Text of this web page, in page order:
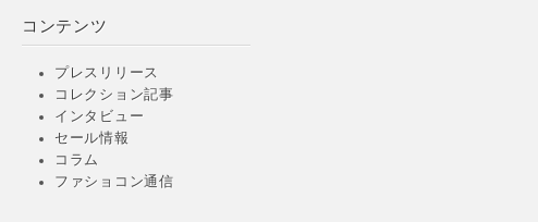
コンテンツ
プレスリリース
コレクション記事
インタビュー
セール情報
コラム
ファショコン通信